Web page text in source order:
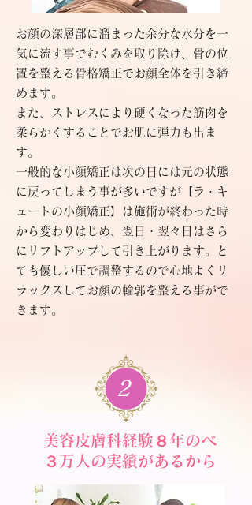
お顔の深層部に溜まった余分な水分を一
気に流す事でむくみを取り除け、骨の位
置を整える骨格矯正でお顔全体を引き締
めます。
また、ストレスにより硬くなった筋肉を
柔らかくすることでお肌に弾力も出ま
す。
一般的な小顔矯正は次の日には元の状態
に戻ってしまう事が多いですが【ラ・キ
ュートの小顔矯正】は施術が終わった時
から変わりはじめ、翌日・翌々日はさら
にリフトアップして引き上がります。と
ても優しい圧で調整するので心地よくリ
ラックスしてお顔の輪郭を整える事がで
きます。
2
美容皮膚科経験８年のべ
３万人の実績があるから